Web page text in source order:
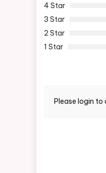
4 Star
3 Star
2 Star
1 Star
Please login to